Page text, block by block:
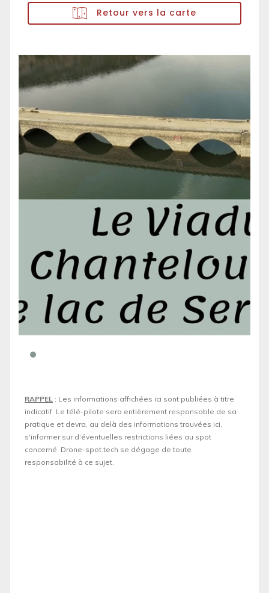
Retour vers la carte
RAPPEL : Les informations affichées ici sont publiées à titre
indicatif. Le télé-pilote sera entièrement responsable de sa
pratique et devra, au delà des informations trouvées ici,
s'informer sur d’éventuelles restrictions liées au spot
concerné. Drone-spot.tech se dégage de toute
responsabilité à ce sujet.